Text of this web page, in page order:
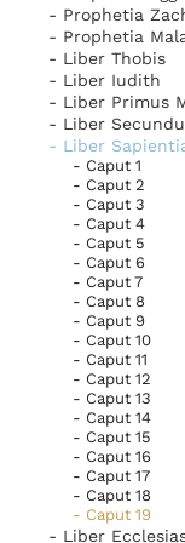
Paus Leo XIV in
een taak"
Paus in Pavia:
"naar het
RK
kerkelijke
Katholieke
en is volledig
Ik help mee!
- Prophetia
- Prophetia
- Liber Thobis
- Liber Iudith
- Liber Primus
- Liber
- Liber
- Caput 1
- Caput 2
- Caput 3
- Caput 4
- Caput 5
- Caput 6
- Caput 7
- Caput 8
- Caput 9
- Caput 10
- Caput 11
- Caput 12
- Caput 13
- Caput 14
- Caput 15
- Caput 16
- Caput 17
- Caput 18
- Caput 19
- Liber
et populus
autem
Omnis enim
initio
ut pueri tui
Nam nubes
aqua, quae
apparuit: e
campus
per quem
tegebantur
monstra.
Tamquam
tamquam
Domine, qui